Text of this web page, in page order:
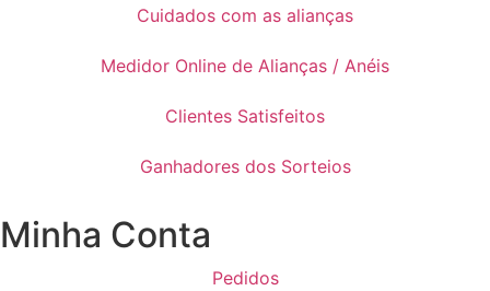
Cuidados com as alianças
Medidor Online de Alianças / Anéis
Clientes Satisfeitos
Ganhadores dos Sorteios
Minha Conta
Pedidos